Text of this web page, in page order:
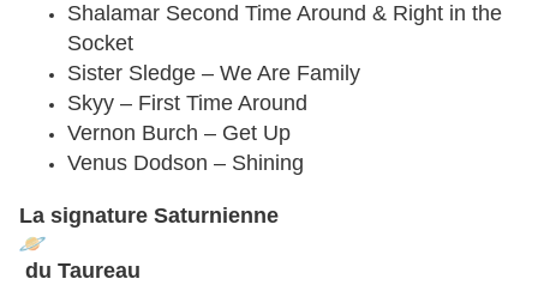
Shalamar Second Time Around & Right in the
Socket
Sister Sledge – We Are Family
Skyy – First Time Around
Vernon Burch – Get Up
Venus Dodson – Shining
La signature Saturnienne
du Taureau